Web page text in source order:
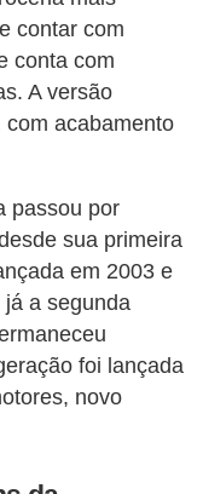
contar com
conta com
A versão
acabamento
passou por
sua primeira
em 2003 e
a segunda
foi lançada
novo